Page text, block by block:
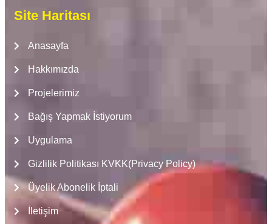
Site Haritası
Anasayfa
Hakkımızda
Projelerimiz
Bağış Yapmak İstiyorum
Uygulama
Gizlilik Politikası KVKK(Privacy Policy)
Üyelik Abonelik İptali
İletişim